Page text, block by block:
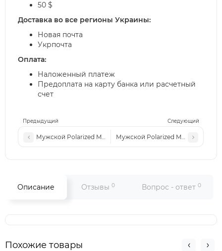
Предыдущий Следующий
Мужской Polarized MATLRXS PA1511 с5Мужской Polarized MATLRXS
50 $
Доставка во все регионы Украины:
Новая почта
Укрпочта
Оплата:
Наложенный платеж
Предоплата на карту банка или расчетный
счет
Описание Отзывы 0 Вопрос - ответ 0
Похожие товары